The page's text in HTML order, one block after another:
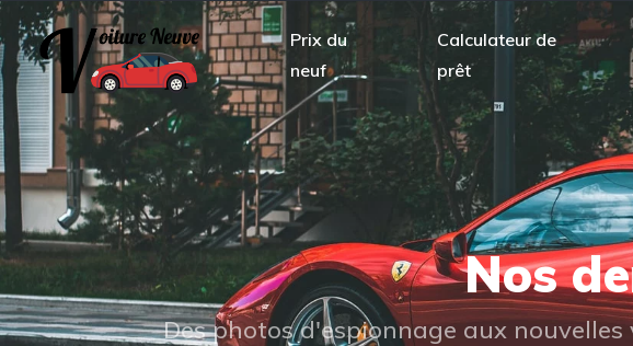
Prix du
neuf
Calculateur de
prêt
Nos
Des photos d'espionnage aux